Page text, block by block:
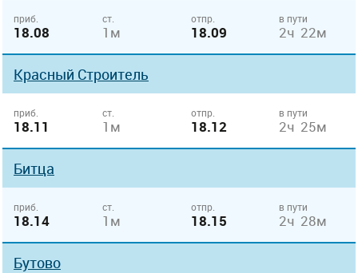
приб.
18.08
ст.
1м
отпр.
18.09
в пути
2ч 22м
Красный Строитель
приб.
18.11
ст.
1м
отпр.
18.12
в пути
2ч 25м
Битца
приб.
18.14
ст.
1м
отпр.
18.15
в пути
2ч 28м
Бутово